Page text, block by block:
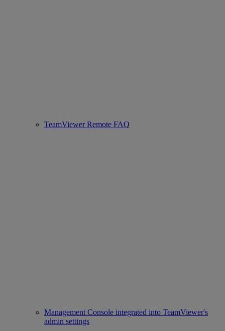
TeamViewer Remote FAQ
Management Console integrated into TeamViewer's
admin settings